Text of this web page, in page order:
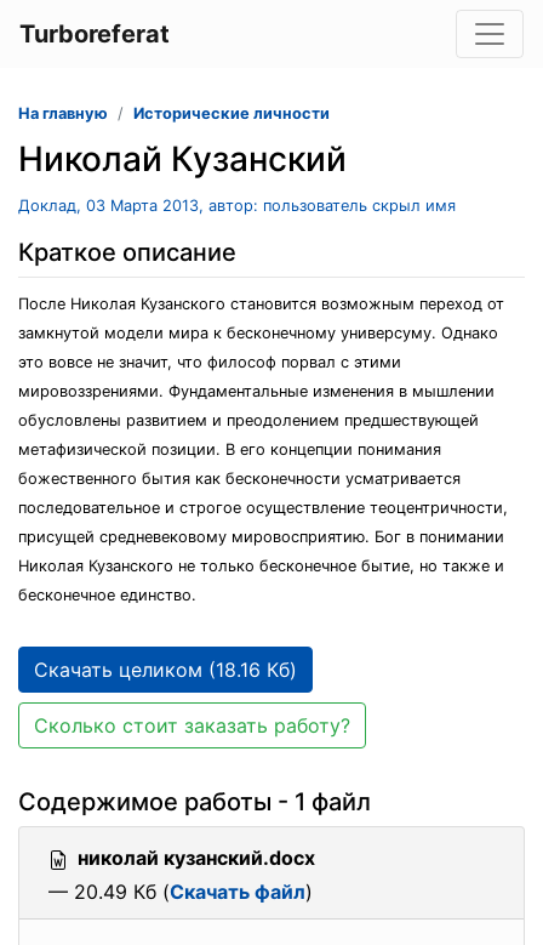
Turboreferat
На главную Исторические личности
Николай Кузанский
Доклад, 03 Марта 2013, автор: пользователь скрыл имя
Краткое описание
После Николая Кузанского становится возможным переход от
замкнутой модели мира к бесконечному универсуму. Однако
это вовсе не значит, что философ порвал с этими
мировоззрениями. Фундаментальные изменения в мышлении
обусловлены развитием и преодолением предшествующей
метафизической позиции. В его концепции понимания
божественного бытия как бесконечности усматривается
последовательное и строгое осуществление теоцентричности,
присущей средневековому мировосприятию. Бог в понимании
Николая Кузанского не только бесконечное бытие, но также и
бесконечное единство.
Скачать целиком (18.16 Кб)
Сколько стоит заказать работу?
Содержимое работы - 1 файл
николай кузанский.docx
— 20.49 Кб (Скачать файл)